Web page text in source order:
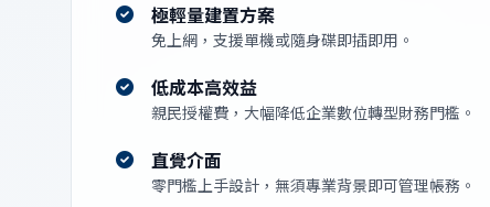
極輕量建置方案
免上網，支援單機或隨身碟即插即用。
低成本高效益
親民授權費，大幅降低企業數位轉型財務門檻。
直覺介面
零門檻上手設計，無須專業背景即可管理帳務。